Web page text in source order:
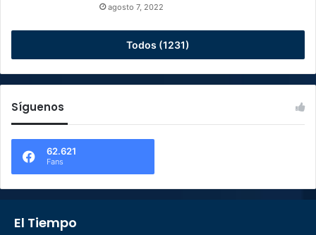
agosto 7, 2022
Todos (1231)
Síguenos
62.621
Fans
El Tiempo